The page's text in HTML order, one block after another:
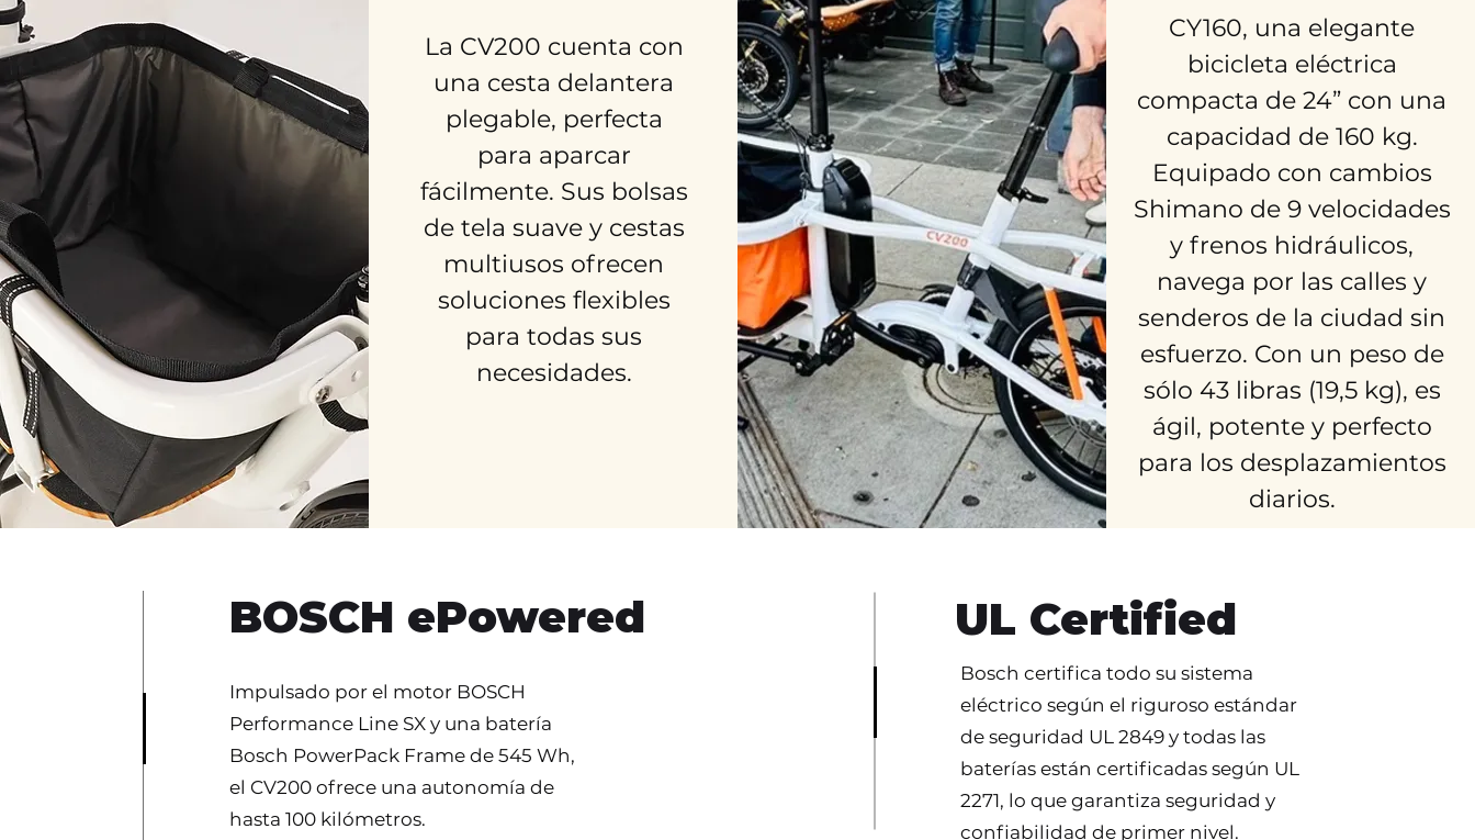
La CV200 cuenta con
una cesta delantera
plegable, perfecta
para aparcar
fácilmente. Sus bolsas
de tela suave y cestas
multiusos ofrecen
soluciones flexibles
para todas sus
necesidades.
CY160, una elegante
bicicleta eléctrica
compacta de 24” con una
capacidad de 160 kg.
Equipado con cambios
Shimano de 9 velocidades
y frenos hidráulicos,
navega por las calles y
senderos de la ciudad sin
esfuerzo. Con un peso de
sólo 43 libras (19,5 kg), es
ágil, potente y perfecto
para los desplazamientos
diarios.
BOSCH ePowered
Impulsado por el motor BOSCH
Performance Line SX y una batería
Bosch PowerPack Frame de 545 Wh,
el CV200 ofrece una autonomía de
hasta 100 kilómetros.
UL Certified
Bosch certifica todo su sistema
eléctrico según el riguroso estándar
de seguridad UL 2849 y todas las
baterías están certificadas según UL
2271, lo que garantiza seguridad y
confiabilidad de primer nivel.